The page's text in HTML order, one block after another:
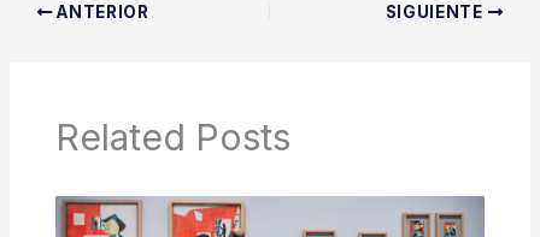
ANTERIOR SIGUIENTE
Related Posts